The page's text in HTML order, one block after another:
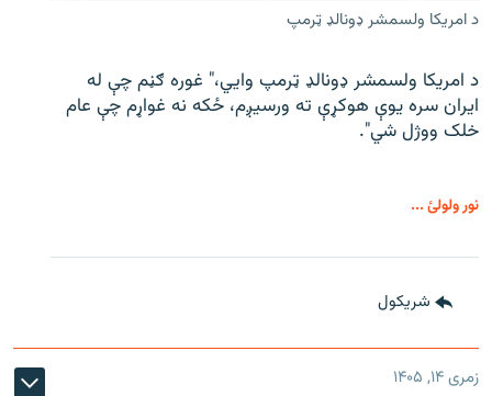
د امریکا ولسمشر ډونالډ ټرمپ
د امریکا ولسمشر ډونالډ ټرمپ وايي،" غوره ګڼم چې له
ایران سره یوې هوکړې ته ورسیږم، ځکه نه غواړم چې عام
خلک ووژل شي".
نور ولولئ ...
شريکول
زمری ۱۴, ۱۴۰۵